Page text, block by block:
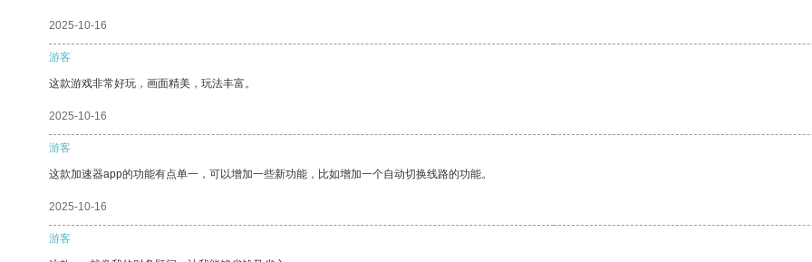
2025-10-16
游客
这款游戏非常好玩，画面精美，玩法丰富。
2025-10-16
游客
这款加速器app的功能有点单一，可以增加一些新功能，比如增加一个自动切换线路的功能。
2025-10-16
游客